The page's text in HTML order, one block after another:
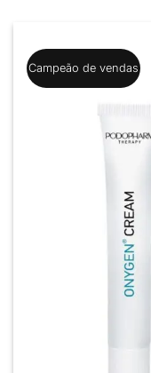
Campeão de vendas